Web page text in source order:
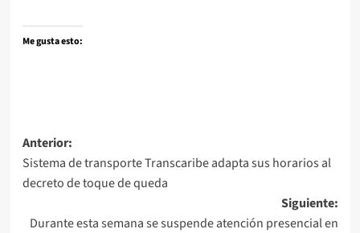
Me gusta esto:
Navegación
de
entradas
Anterior:
Sistema de transporte Transcaribe adapta sus horarios al
decreto de toque de queda
Siguiente:
Durante esta semana se suspende atención presencial en